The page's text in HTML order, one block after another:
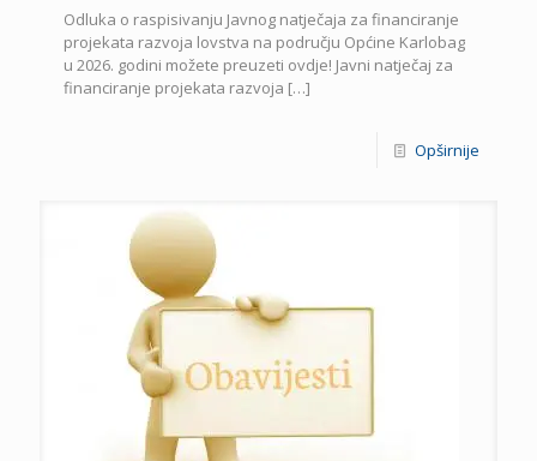
Odluka o raspisivanju Javnog natječaja za financiranje
projekata razvoja lovstva na području Općine Karlobag
u 2026. godini možete preuzeti ovdje! Javni natječaj za
financiranje projekata razvoja […]
Opširnije